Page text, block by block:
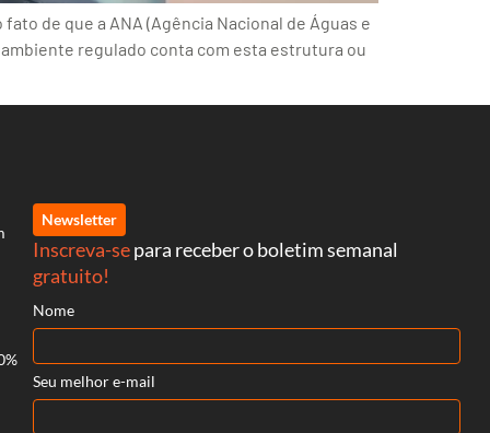
de que a ANA (Agência Nacional de Águas e
regulado conta com esta estrutura ou
Newsletter
Inscreva-separa receber o boletim semanal
gratuito!
Nome
Seu melhor e-mail